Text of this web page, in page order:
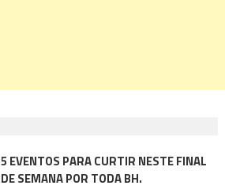
5 EVENTOS PARA CURTIR NESTE FINAL
DE SEMANA POR TODA BH.